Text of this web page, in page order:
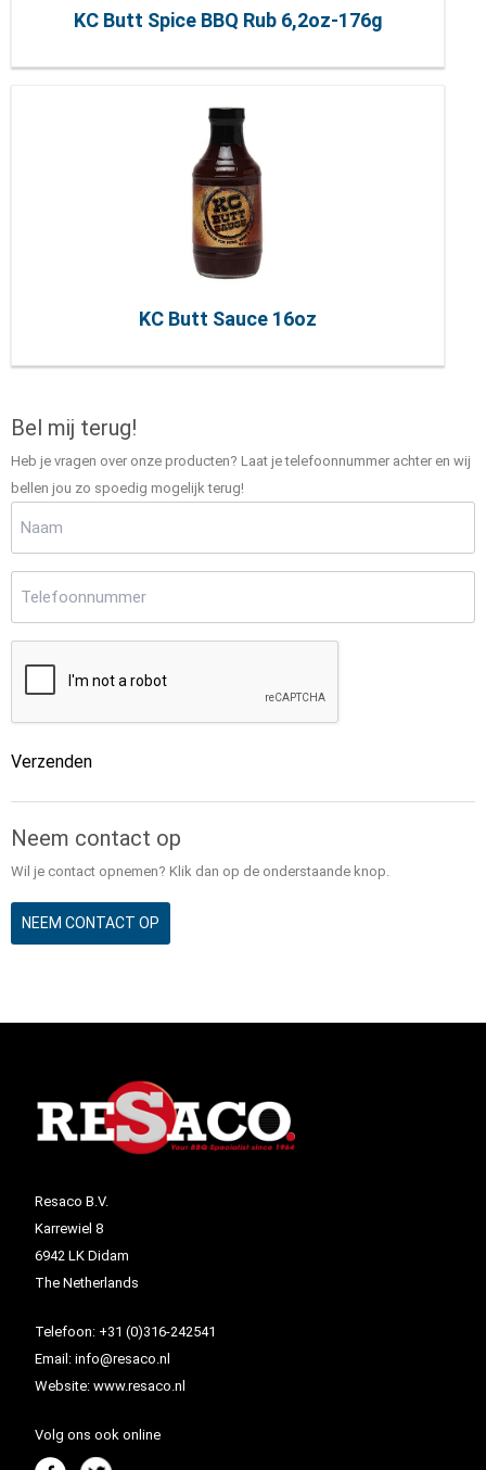
KC Butt Spice BBQ Rub 6,2oz-176g
KC Butt Sauce 16oz
Bel mij terug!
Heb je vragen over onze producten? Laat je telefoonnummer achter en wij
bellen jou zo spoedig mogelijk terug!
Verzenden
Neem contact op
Wil je contact opnemen? Klik dan op de onderstaande knop.
NEEM CONTACT OP
Resaco B.V.
Karrewiel 8
6942 LK Didam
The Netherlands
Telefoon: +31 (0)316-242541
Email: info@resaco.nl
Website: www.resaco.nl
Volg ons ook online